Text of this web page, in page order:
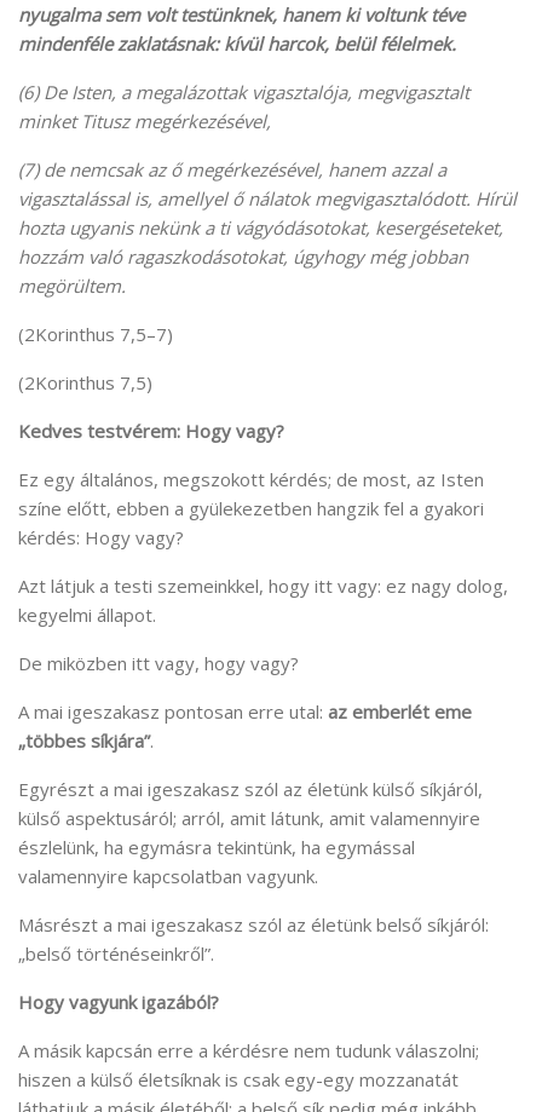
nyugalma sem volt testünknek, hanem ki voltunk téve
mindenféle zaklatásnak: kívül harcok, belül félelmek.
(6) De Isten, a megalázottak vigasztalója, megvigasztalt
minket Titusz megérkezésével,
(7) de nemcsak az ő megérkezésével, hanem azzal a
vigasztalással is, amellyel ő nálatok megvigasztalódott. Hírül
hozta ugyanis nekünk a ti vágyódásotokat, kesergéseteket,
hozzám való ragaszkodásotokat, úgyhogy még jobban
megörültem.
(2Korinthus 7,5–7)
(2Korinthus 7,5)
Kedves testvérem: Hogy vagy?
Ez egy általános, megszokott kérdés; de most, az Isten
színe előtt, ebben a gyülekezetben hangzik fel a gyakori
kérdés: Hogy vagy?
Azt látjuk a testi szemeinkkel, hogy itt vagy: ez nagy dolog,
kegyelmi állapot.
De miközben itt vagy, hogy vagy?
A mai igeszakasz pontosan erre utal: az emberlét eme
„többes síkjára”.
Egyrészt a mai igeszakasz szól az életünk külső síkjáról,
külső aspektusáról; arról, amit látunk, amit valamennyire
észlelünk, ha egymásra tekintünk, ha egymással
valamennyire kapcsolatban vagyunk.
Másrészt a mai igeszakasz szól az életünk belső síkjáról:
„belső történéseinkről”.
Hogy vagyunk igazából?
A másik kapcsán erre a kérdésre nem tudunk válaszolni;
hiszen a külső életsíknak is csak egy-egy mozzanatát